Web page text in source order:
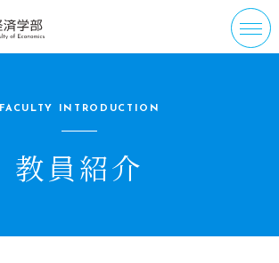
FACULTY INTRODUCTION
教員紹介